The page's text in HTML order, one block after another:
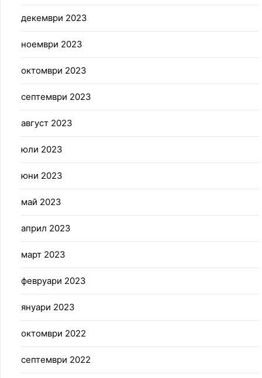
декември 2023
ноември 2023
октомври 2023
септември 2023
август 2023
юли 2023
юни 2023
май 2023
април 2023
март 2023
февруари 2023
януари 2023
октомври 2022
септември 2022